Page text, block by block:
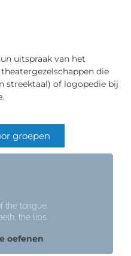
uitspraak van het
die
streektaal) of logopedie bij
groepen
the tongue,
the lips.
oefenen